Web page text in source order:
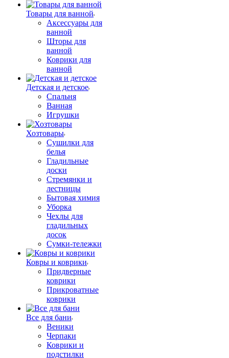
Товары для ванной
Аксессуары для
ванной
Шторы для
ванной
Коврики для
ванной
Детская и детское
Спальня
Ванная
Игрушки
Хозтовары
Сушилки для
белья
Гладильные
доски
Стремянки и
лестницы
Бытовая химия
Уборка
Чехлы для
гладильных
досок
Сумки-тележки
Ковры и коврики
Придверные
коврики
Прикроватные
коврики
Все для бани
Веники
Черпаки
Коврики и
подстилки